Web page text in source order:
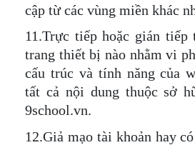
cập từ các vùng miền khác
11.Trực tiếp hoặc gián tiếp
trang thiết bị nào nhằm vi
cấu trúc và tính năng của
tất cả nội dung thuộc sở
9school.vn.
12.Giả mạo tài khoản hay